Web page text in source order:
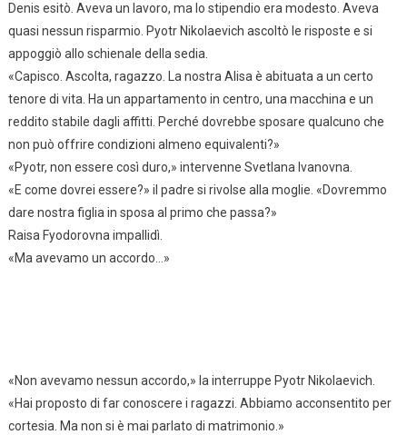
Denis esitò. Aveva un lavoro, ma lo stipendio era modesto. Aveva
quasi nessun risparmio. Pyotr Nikolaevich ascoltò le risposte e si
appoggiò allo schienale della sedia.
«Capisco. Ascolta, ragazzo. La nostra Alisa è abituata a un certo
tenore di vita. Ha un appartamento in centro, una macchina e un
reddito stabile dagli affitti. Perché dovrebbe sposare qualcuno che
non può offrire condizioni almeno equivalenti?»
«Pyotr, non essere così duro,» intervenne Svetlana Ivanovna.
«E come dovrei essere?» il padre si rivolse alla moglie. «Dovremmo
dare nostra figlia in sposa al primo che passa?»
Raisa Fyodorovna impallidì.
«Ma avevamo un accordo…»
«Non avevamo nessun accordo,» la interruppe Pyotr Nikolaevich.
«Hai proposto di far conoscere i ragazzi. Abbiamo acconsentito per
cortesia. Ma non si è mai parlato di matrimonio.»